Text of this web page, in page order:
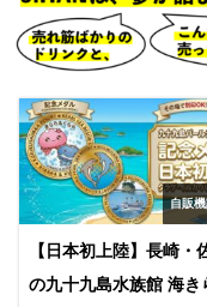
自販
【日本初上陸】長崎・
の九十九島水族館 海き